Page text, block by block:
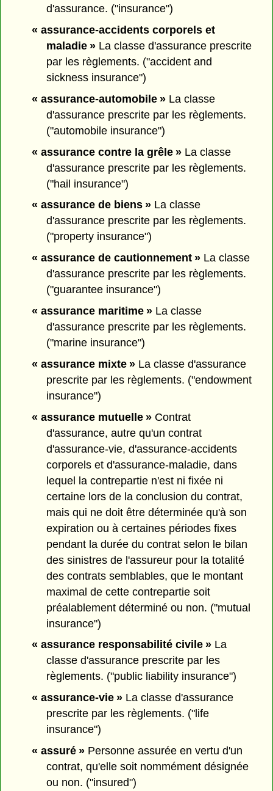
d'assurance. ("insurance")
« assurance-accidents corporels et
maladie » La classe d'assurance prescrite
par les règlements. ("accident and
sickness insurance")
« assurance-automobile »La classe
d'assurance prescrite par les règlements.
("automobile insurance")
« assurance contre la grêle »La classe
d'assurance prescrite par les règlements.
("hail insurance")
« assurance de biens »La classe
d'assurance prescrite par les règlements.
("property insurance")
« assurance de cautionnement »La classe
d'assurance prescrite par les règlements.
("guarantee insurance")
« assurance maritime »La classe
d'assurance prescrite par les règlements.
("marine insurance")
« assurance mixte »La classe d'assurance
prescrite par les règlements. ("endowment
insurance")
« assurance mutuelle »Contrat
d'assurance, autre qu'un contrat
d'assurance-vie, d'assurance-accidents
corporels et d'assurance-maladie, dans
lequel la contrepartie n'est ni fixée ni
certaine lors de la conclusion du contrat,
mais qui ne doit être déterminée qu'à son
expiration ou à certaines périodes fixes
pendant la durée du contrat selon le bilan
des sinistres de l'assureur pour la totalité
des contrats semblables, que le montant
maximal de cette contrepartie soit
préalablement déterminé ou non. ("mutual
insurance")
« assurance responsabilité civile »La
classe d'assurance prescrite par les
règlements. ("public liability insurance")
« assurance-vie »La classe d'assurance
prescrite par les règlements. ("life
insurance")
« assuré »Personne assurée en vertu d'un
contrat, qu'elle soit nommément désignée
ou non. ("insured")